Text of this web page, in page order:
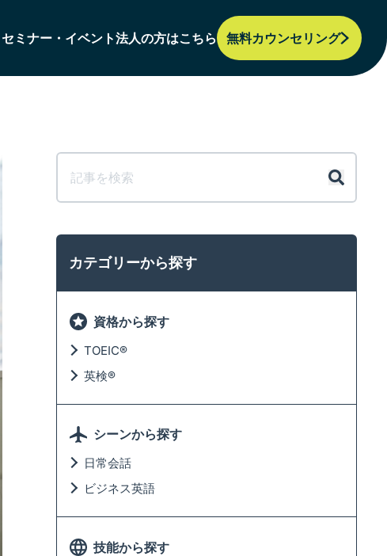
セミナー・イベント法人の方はこちら 無料カウンセリング
カテゴリーから探す
資格から探す
TOEIC®
英検®
シーンから探す
日常会話
ビジネス英語
技能から探す